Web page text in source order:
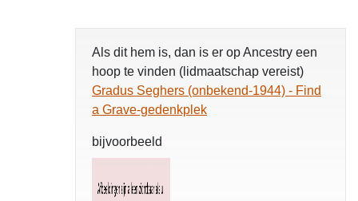
Als dit hem is, dan is er op Ancestry een
hoop te vinden (lidmaatschap vereist)
Gradus Seghers (onbekend-1944) - Find
a Grave-gedenkplek
bijvoorbeeld